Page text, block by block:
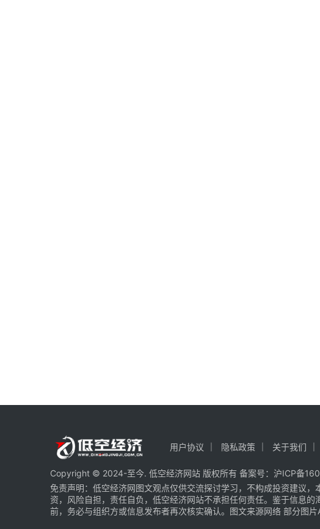
用户协议 隐私政策 关于我们
Copyright © 2024-至今. 低空经济网站 版权所有 备案号： 沪ICP备
免责声明：低空经济网图文观点仅供交流探讨学习，不构成投资建议
资，风险自担，责任自负，低空经济网站不承担任何责任。鉴于信息
前，务必与组织方或信息发布者再次核实确认。图文来源网络 部分图